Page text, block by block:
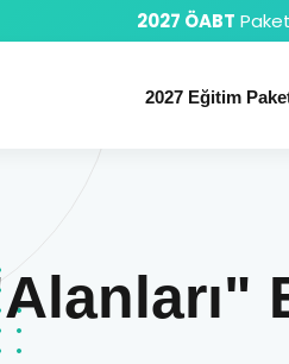
2027 ÖABT
2027 Eğitim